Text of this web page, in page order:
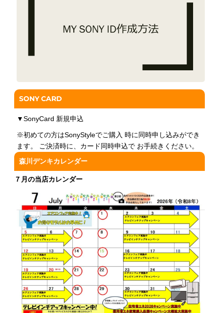
SONY CARD
▼SonyCard 新規申込
※初めての方はSonyStyleでご購入 時に同時申し込みができ
ます。 ご決済時に、カード同時申込で お手続きください。
森川デンキカレンダー
７月の当店カレンダー